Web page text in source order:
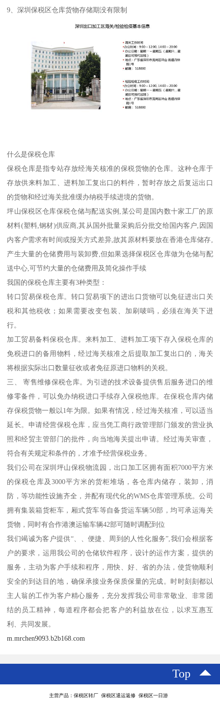
9、深圳保税区仓库货物存储期没有限制
什么是保税仓库
保税仓库是指专站存放经海关核准的保税货物的仓库。这种仓库于
存放供来料加工、进料加工复出口的料件，暂时存放之后复运出口
的货物和经过海关批准缓办纳税手续进境的货物。
坪山保税区仓库保税仓储与配送实例,某公司是国内数十家工厂的原
材料(塑料,钢材)供应商,其从国外批量采购后分批交给国内客户,因国
内客户需求有时间或报关方式差异,故其原材料要放在香港仓库储存,
产生大量的仓储费用与装卸费,但如果选择保税区仓库做为仓储与配
送中心,可节约大量的仓储费用及简化操作手续
我国的保税仓库主要有3种类型：
转口贸易保税仓库。转口贸易项下的进出口货物可以免征进出口关
税和其他税收；如果需要改变包装、加刷唛吗，必须在海关下进
行。
加工贸易备料保税仓库。来料加工、进料加工项下存入保税仓库的
免税进口的备用物料，经过海关核准之后提取加工复出口的，海关
将根据实际出口数量征收或者免征原进口物料的关税。
三、 寄售维修保税仓库。为引进的技术设备提供售后服务进口的维
修零备件，可以免办纳税进口手续存入保税他库。在保税仓库内储
存保税货物一般以1年为限。如果有情况，经过海关核准，可以适当
延长。申请经营保税仓库，应当凭工商行政管理部门颁发的营业执
照和经贸主管部门的批件，向当地海关提出申请。经过海关审查，
符合有关规定和条件的，才准予经营保税业务。
我们公司在深圳坪山保税物流园，出口加工区拥有面积7000平方米
的保税仓库及3000平方米的货柜堆场，各仓库内储存，装卸，消
防，等功能性设施齐全，并配有现代化的WMS仓库管理系统。公司
拥有集装箱货柜车，厢式货车等自备货运车辆50部，均可承运海关
货物，同时有合作港澳运输车辆42部可随时调配到位
我们竭诚为客户提供“、、便捷、周到的人性化服务”,我们会根据客
户的要求，运用我公司的仓储软件程序，设计的运作方案，提供的
服务，主动为客户手续和程序，用快、好、省的办法，使货物顺利
安全的到达目的地，确保承接业务保质保量的完成。时时刻刻都以
主人翁的工作为客户精心服务，充分发挥我公司非常敬业、非常团
结的员工精神，每道程序都会把客户的利益放在位，以求互惠互
利、共同发展。
m.mrchen9093.b2b168.com
Top
主营产品：保税区转厂 保税区退运返修 保税区一日游